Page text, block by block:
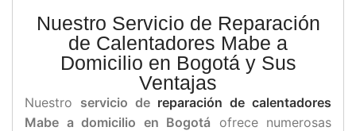
Nuestro Servicio de Reparación
de Calentadores Mabe a
Domicilio en Bogotá y Sus
Ventajas
Nuestro servicio de reparación de calentadores
Mabe a domicilio en Bogotá ofrece numerosas